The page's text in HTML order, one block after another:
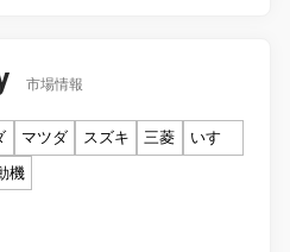
市場情報
マツダ スズキ 三菱
いすゞ
機